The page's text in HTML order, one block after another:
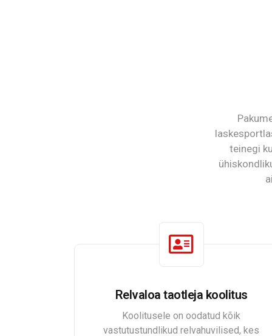
teinegi
Relvaloa taotleja koolitus
Koolitusele on oodatud kõik
vastutustundlikud relvahuvilised, kes